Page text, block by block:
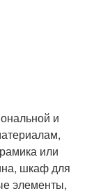
и
или
шкаф для
элементы,